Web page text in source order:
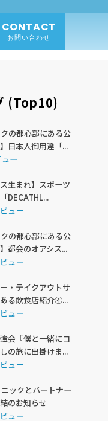
CONTACT
お問い合わせ
(Top10)
クの都心部にある公
日本人御用達「...
ー
ス生まれ】スポーツ
DECATHL...
ュー
クの都心部にある公
都会のオアシス...
ュー
・テイクアウトサ
る飲食店紹介④...
ュー
会『僕と一緒にコ
の旅に出掛けま...
ュー
ックとパートナー
のお知らせ
ュー